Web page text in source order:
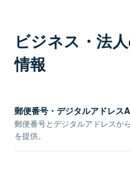
ビジネス・法
情報
郵便番号・デジタルアドレス
郵便番号とデジタルアドレスか
を提供。